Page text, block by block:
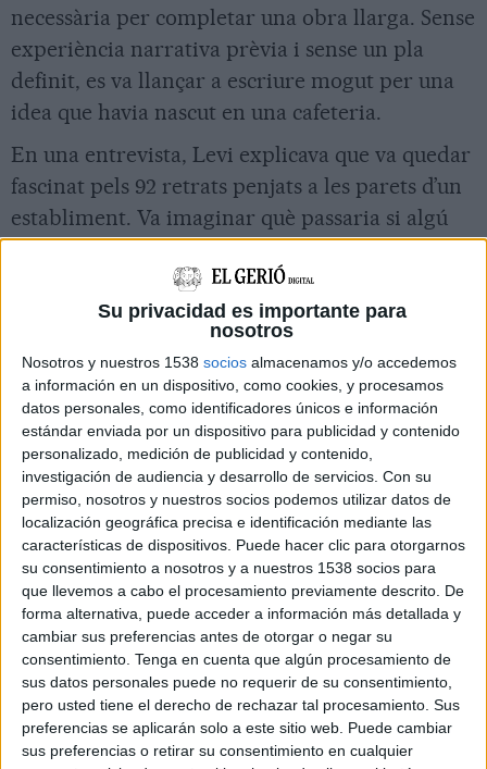
Su privacidad es importante para
nosotros
Nosotros y nuestros 1538 socios almacenamos y/o accedemos
a información en un dispositivo, como cookies, y procesamos
datos personales, como identificadores únicos e información
estándar enviada por un dispositivo para publicidad y contenido
personalizado, medición de publicidad y contenido,
investigación de audiencia y desarrollo de servicios. Con su
permiso, nosotros y nuestros socios podemos utilizar datos de
localización geográfica precisa e identificación mediante las
características de dispositivos. Puede hacer clic para otorgarnos
su consentimiento a nosotros y a nuestros 1538 socios para
que llevemos a cabo el procesamiento previamente descrito. De
forma alternativa, puede acceder a información más detallada y
cambiar sus preferencias antes de otorgar o negar su
consentimiento. Tenga en cuenta que algún procesamiento de
sus datos personales puede no requerir de su consentimiento,
pero usted tiene el derecho de rechazar tal procesamiento. Sus
preferencias se aplicarán solo a este sitio web. Puede cambiar
sus preferencias o retirar su consentimiento en cualquier
necessària per completar una obra llarga. Sense
experiència narrativa prèvia i sense un pla
definit, es va llançar a escriure mogut per una
idea que havia nascut en una cafeteria.
En una entrevista, Levi explicava que va quedar
fascinat pels 92 retrats penjats a les parets d’un
establiment. Va imaginar què passaria si algú
decidís comprar aquells retrats un per un i
retornar-los a les persones representades.
Aquella pregunta es va convertir en la llavor
d’una història que va començar a escriure
gairebé sense argument ni personatges definits.
De fet, el mateix autor admet que va començar
pel mig de la narració i que la història es va
anar construint a mesura que avançava. La
música també va tenir un paper fonamental en
el procés: Levi escrivia escoltant bandes
sonores que l’ajudaven a visualitzar les escenes i
a donar forma emocional als personatges.
D’aquesta intuïció neixTheo, un home
octogenari, savi, amable i profundament curiós
que arriba a la ciutat fictícia deGoldenamb una
missió aparentment senzilla: comprar els